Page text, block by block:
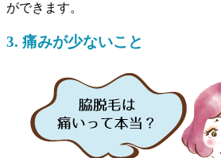
ができます。
3. 痛みが少ないこと